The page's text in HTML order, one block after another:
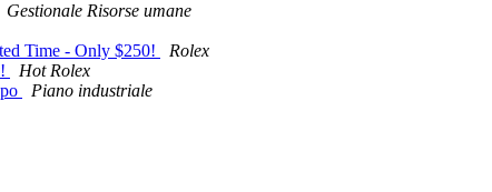
Gestionale Risorse umane
Time - Only $250!
Rolex
Hot Rolex
Piano industriale